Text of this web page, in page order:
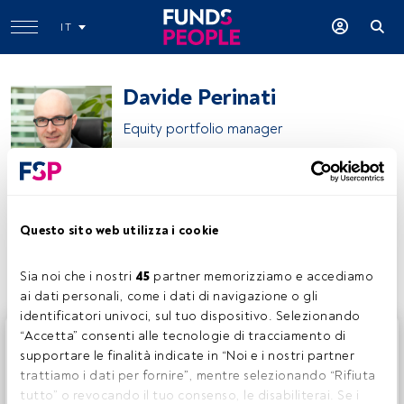
Questo sito web utilizza i cookie
Sia noi che i nostri 45 partner memorizziamo e accediamo
ai dati personali, come i dati di navigazione o gli
identificatori univoci, sul tuo dispositivo. Selezionando
“Accetta” consenti alle tecnologie di tracciamento di
supportare le finalità indicate in “Noi e i nostri partner
trattiamo i dati per fornire”, mentre selezionando “Rifiuta
tutto” o revocando il tuo consenso, le disabiliterai. Se i
IT
Davide Perinati
Equity portfolio manager
Condividi:
Questo è un articolo riservato agli utenti FundsPeople. Se
sei già registrato, accedi tramite il pulsante Login. Se non
hai ancora un account, ti invitiamo a registrarti per scoprire
tutti i contenuti che FundsPeople ha da offrire.